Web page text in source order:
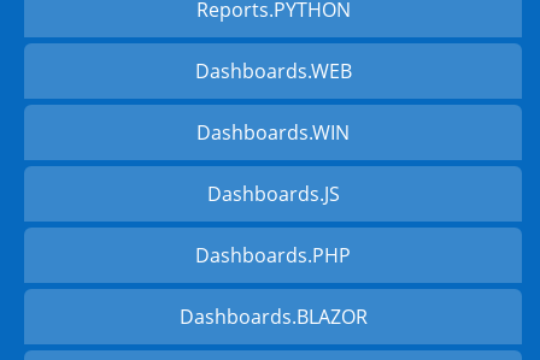
Reports.PYTHON
Dashboards.WEB
Dashboards.WIN
Dashboards.JS
Dashboards.PHP
Dashboards.BLAZOR